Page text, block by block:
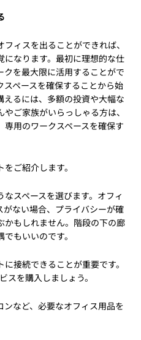
ィスを出ることができれば、
なります。最初に理想的な仕
を最大限に活用することがで
ペースを確保することから始
るには、多額の投資や大幅な
ご家族がいらっしゃる方は、
用のワークスペースを確保す
ご紹介します。
スペースを選びます。オフィ
がない場合、プライバシーが確
かもしれません。階段の下の廊
もいいのです。
接続できることが重要です。
スを購入しましょう。
など、必要なオフィス用品を